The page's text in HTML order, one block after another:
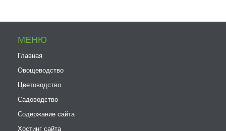
МЕНЮ
Главная
Овощеводство
Цветоводство
Садоводство
Содержание сайта
Хостинг сайта